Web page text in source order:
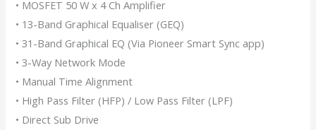
• MOSFET 50 W x 4 Ch Amplifier
• 13-Band Graphical Equaliser (GEQ)
• 31-Band Graphical EQ (Via Pioneer Smart Sync app)
• 3-Way Network Mode
• Manual Time Alignment
• High Pass Filter (HFP) / Low Pass Filter (LPF)
• Direct Sub Drive